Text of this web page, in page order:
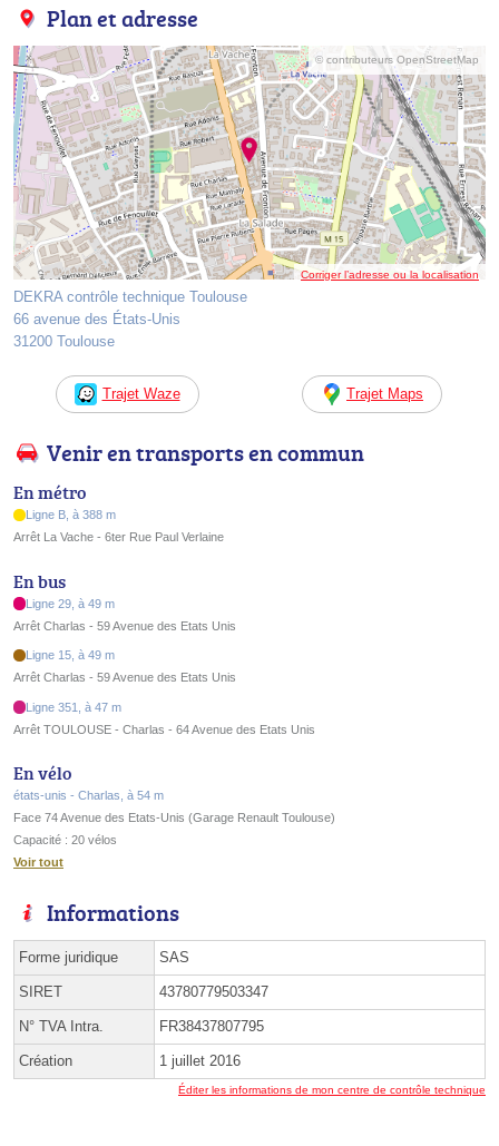
Plan et adresse
© contributeurs OpenStreetMap
Corriger l’adresse ou la localisation
DEKRA contrôle technique Toulouse
66 avenue des États-Unis
31200 Toulouse
Trajet Waze Trajet Maps
Venir en transports en commun
En métro
Ligne B, à 388 m
Arrêt La Vache - 6ter Rue Paul Verlaine
En bus
Ligne 29, à 49 m
Arrêt Charlas - 59 Avenue des Etats Unis
Ligne 15, à 49 m
Arrêt Charlas - 59 Avenue des Etats Unis
Ligne 351, à 47 m
Arrêt TOULOUSE - Charlas - 64 Avenue des Etats Unis
En vélo
états-unis - Charlas, à 54 m
Face 74 Avenue des Etats-Unis (Garage Renault Toulouse)
Capacité : 20 vélos
Voir tout
Informations
Forme juridique SAS
SIRET 43780779503347
N° TVA Intra. FR38437807795
Création 1 juillet 2016
Éditer les informations de mon centre de contrôle technique